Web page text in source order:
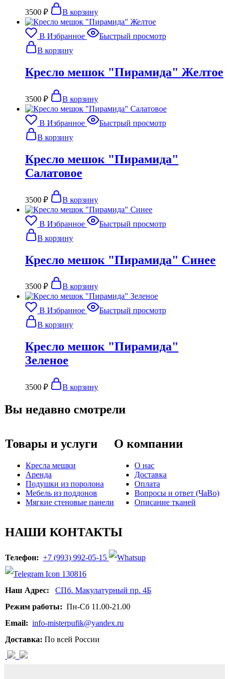
3500 ₽ В корзину
В Избранное
Быстрый просмотр
В корзину
Кресло мешок "Пирамида" Желтое
3500 ₽ В корзину
В Избранное
Быстрый просмотр
В корзину
Кресло мешок "Пирамида"
Салатовое
3500 ₽ В корзину
В Избранное
Быстрый просмотр
В корзину
Кресло мешок "Пирамида" Синее
3500 ₽ В корзину
В Избранное
Быстрый просмотр
В корзину
Кресло мешок "Пирамида"
Зеленое
3500 ₽ В корзину
Вы недавно смотрели
Товары и услуги
Кресла мешки
Аренда
Подушки из поролона
Мебель из поддонов
Мягкие стеновые панели
О компании
О нас
Доставка
Оплата
Вопросы и ответ (ЧаВо)
Описание тканей
НАШИ КОНТАКТЫ
Телефон: +7 (993) 992-05-15
Наш Адрес: СПб. Макулатурный пр. 4Б
Режим работы: Пн-Сб 11.00-21.00
Email: info-misterpufik@yandex.ru
Доставка: По всей России